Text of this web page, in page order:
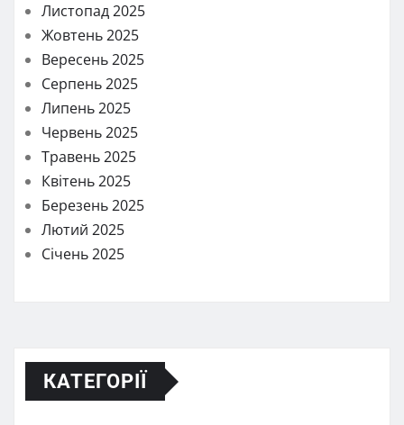
Листопад 2025
Жовтень 2025
Вересень 2025
Серпень 2025
Липень 2025
Червень 2025
Травень 2025
Квітень 2025
Березень 2025
Лютий 2025
Січень 2025
КАТЕГОРІЇ